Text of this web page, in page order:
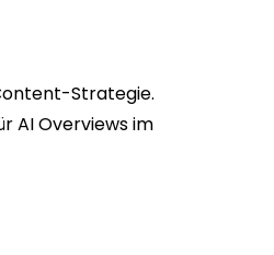
Strategie.
AI Overviews im